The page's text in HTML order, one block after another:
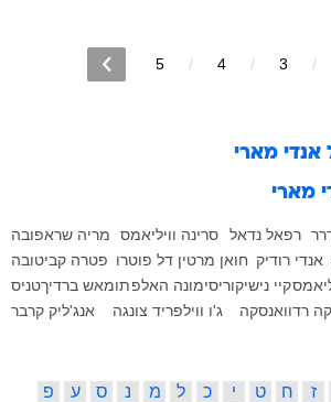
3
4
5
אנדי מארי
מארי
רפאל נדאל סרינה וויליאמס
מריה שראפובה
אנדי רודיק חואן מרטין דל פוטרו פטרה קביטובה
קיי נישיקוריסימונה האלפתומאש ברדיךטניס
רדוואנסקה ג'ו ווילפריד צונגה אנג'ליק קרבר
ז ח ט י כ ל מ נ ס ע
פ